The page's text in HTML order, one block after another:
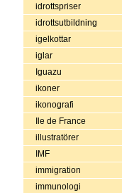
idrottspriser
idrottsutbildning
igelkottar
iglar
Iguazu
ikoner
ikonografi
Ile de France
illustratörer
IMF
immigration
immunologi